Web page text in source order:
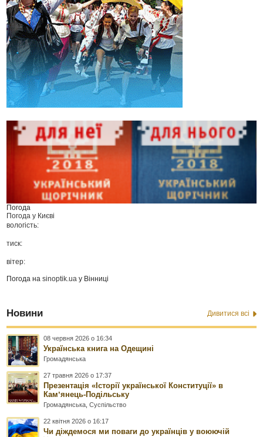
Погода
Погода у Києві
вологість:
тиск:
вітер:
Погода наsinoptik.ua у Вінниці
Новини Дивитися всі
08 червня 2026 о 16:34
Українська книга на Одещині
Громадянська
27 травня 2026 о 17:37
Презентація «Історії української Конституції» в
Камʼянець-Подільську
Громадянська ,Суспільство
22 квітня 2026 о 16:17
Чи діждемося ми поваги до українців у воюючій